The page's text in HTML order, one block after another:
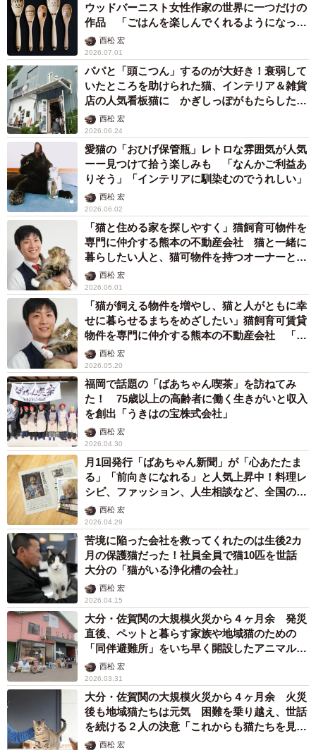
ウッドバーニスト女性作家の世界に一つだけの
作品 「ごはんを楽しんでくれるようになっ
た」西松 宏
2026.07.01
パパと「頭こつん」するのが大好き！衰弱して
いたところを助けられた猫、インテリア＆雑貨
店の人気看板猫に かぎしっぽがもたらした幸
せ 西松 宏
2026.06.24
愛猫の「おひげ保管瓶」レトロな雰囲気が人気
ーー見つけて拾う楽しみも 「なんかご利益あ
りそう」「インテリアに馴染むのでうれしい」
西松 宏
2026.06.02
「猫と住める家を探しやすく」猫飼育可物件を
専門に仲介する熊本の不動産会社 猫と一緒に
暮らしたい人と、猫可物件を持つオーナーとを
つなぐ全国サイト開設に挑戦 クラファンで支
援募る
西松 宏
2026.06.01
「猫が飼える物件を増やし、猫と人がともに幸
せに暮らせるまちをめざしたい」猫飼育可賃貸
物件を専門に仲介する熊本の不動産会社 「社
長秘書」はもふもふの看板猫
西松 宏
2026.05.20
福岡で話題の「ばあちゃん喫茶」を訪ねてみ
た！ 75歳以上の高齢者に働く生きがいと収入
を創出「うきはの宝株式会社」
西松 宏
2026.04.30
月1回発行「ばあちゃん新聞」が「心あたたま
る」「前向きになれる」と人気上昇中！料理レ
シピ、ファッション、人生相談など、全国のお
ばあちゃんの本音が満載
西松 宏
2026.04.29
苦境に陥った会社を救ってくれたのは生後2カ
月の保護猫だった！社員全員で猫10匹を世話
大分の「猫がいる浄化槽の会社」
西松 宏
2026.04.15
大分・佐賀関の大規模火災から４ヶ月余 発災
直後、ペットと暮らす家族や地域猫のための
「同伴避難所」をいち早く開設したアニマルシ
ェルターの代表「経験を犬猫の防災に役立てた
い」
西松 宏
2026.03.31
大分・佐賀関の大規模火災から４ヶ月余 火災
後も地域猫たちは元気 困難を乗り越え、世話
を続ける２人の決意「これからも猫たちを見守
っていく」
西松 宏